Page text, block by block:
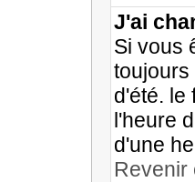
J'ai
Si vous
toujours
d'été. le
l'heure
d'une
Revenir